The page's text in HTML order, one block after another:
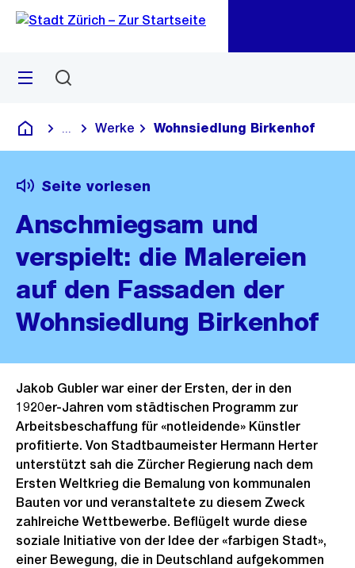
Navigation
Sprunglink
Menü
Deutsch
Blende alle Breadcrumbs ein
Werke Wohnsiedlung Birkenhof
Seite vorlesen
Anschmiegsam und
verspielt: die Malereien
auf den Fassaden der
Wohnsiedlung Birkenhof
Jakob Gubler war einer der Ersten, der in den
1920er-Jahren vom städtischen Programm zur
Arbeitsbeschaffung für «notleidende» Künstler
profitierte. Von Stadtbaumeister Hermann Herter
unterstützt sah die Zürcher Regierung nach dem
Ersten Weltkrieg die Bemalung von kommunalen
Bauten vor und veranstaltete zu diesem Zweck
zahlreiche Wettbewerbe. Beflügelt wurde diese
soziale Initiative von der Idee der «farbigen Stadt»,
einer Bewegung, die in Deutschland aufgekommen